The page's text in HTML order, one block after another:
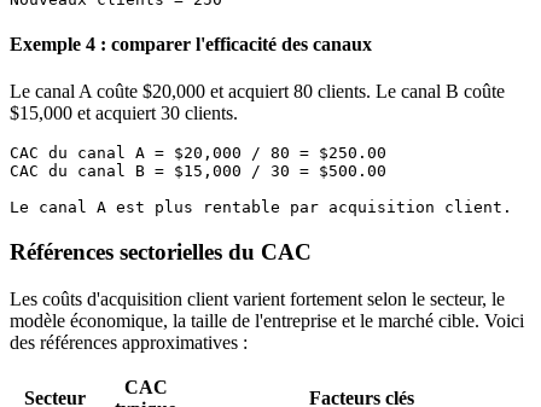
Exemple 4 : comparer l'efficacité des canaux
Le canal A coûte $20,000 et acquiert 80 clients. Le canal B coûte
$15,000 et acquiert 30 clients.
CAC du canal A = $20,000 / 80 = $250.00
CAC du canal B = $15,000 / 30 = $500.00
Références sectorielles du CAC
Les coûts d'acquisition client varient fortement selon le secteur, le
modèle économique, la taille de l'entreprise et le marché cible. Voici
des références approximatives :
Secteur
CAC
Facteurs clés